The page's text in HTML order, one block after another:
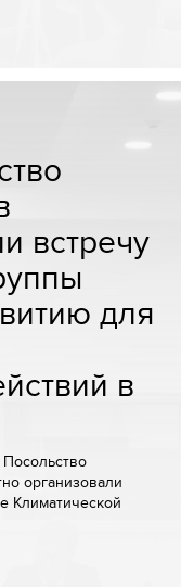
встречу
для
в
организовали
Климатической